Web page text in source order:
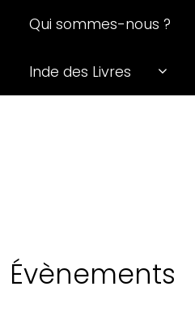
Qui sommes-nous ?
Inde des Livres
Évènements